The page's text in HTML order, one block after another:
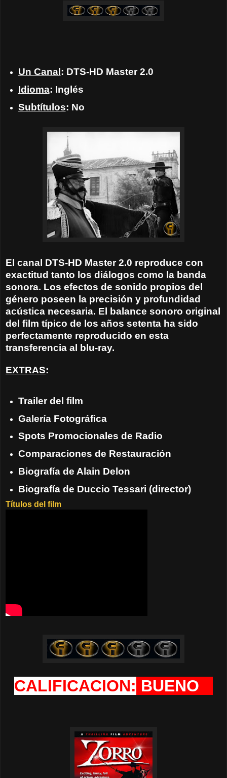
Un Canal: DTS-HD Master 2.0
Idioma: Inglés
Subtítulos: No
El canal DTS-HD Master 2.0 reproduce con
exactitud tanto los diálogos como la banda
sonora. Los efectos de sonido propios del
género poseen la precisión y profundidad
acústica necesaria. El balance sonoro original
del film típico de los años setenta ha sido
perfectamente reproducido en esta
transferencia al blu-ray.
EXTRAS:
Trailer del film
Galería Fotográfica
Spots Promocionales de Radio
Comparaciones de Restauración
Biografía de Alain Delon
Biografía de Duccio Tessari (director)
Títulos del film
CALIFICACION: BUENO